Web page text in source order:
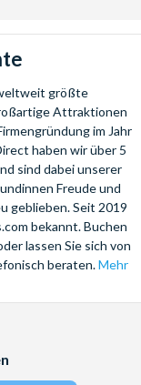
größte
Attraktionen
im Jahr
haben wir über 5
sind dabei unserer
Freude und
geblieben. Seit 2019
bekannt. Buchen
lassen Sie sich von
beraten.Mehr